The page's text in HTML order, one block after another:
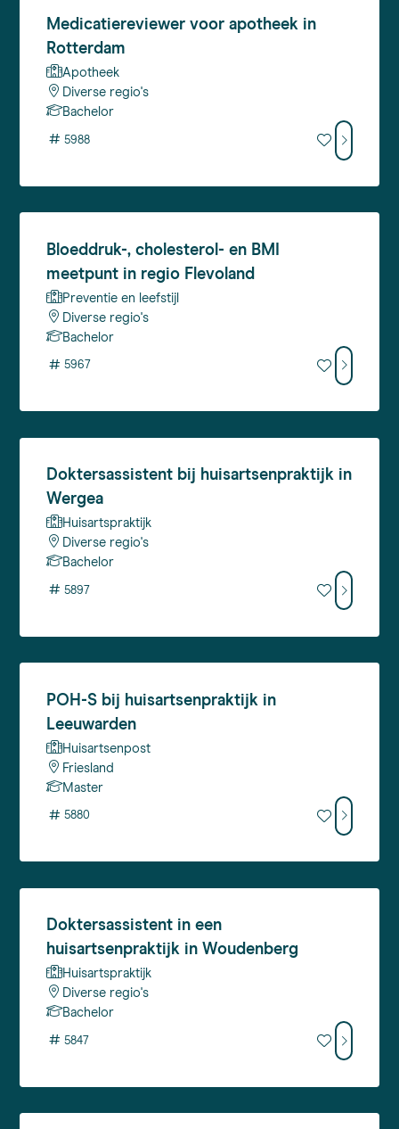
Medicatiereviewervoor apotheek in
Rotterdam
Apotheek
Diverse regio's
Bachelor
# 5988
Bloeddruk-,cholesterol- en BMI
meetpunt in regio Flevoland
Preventie en leefstijl
Diverse regio's
Bachelor
# 5967
Doktersassistentbij huisartsenpraktijk in
Wergea
Huisartspraktijk
Diverse regio's
Bachelor
# 5897
POH-Sbij huisartsenpraktijk in
Leeuwarden
Huisartsenpost
Friesland
Master
# 5880
Doktersassistentin een
huisartsenpraktijk in Woudenberg
Huisartspraktijk
Diverse regio's
Bachelor
# 5847